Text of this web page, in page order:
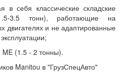
себя классические складские
3.5 тонн), работающие на
двигателях и не адаптированные
ME (1.5 - 2 тонны).
Manitou в "ГрузСпецАвто"